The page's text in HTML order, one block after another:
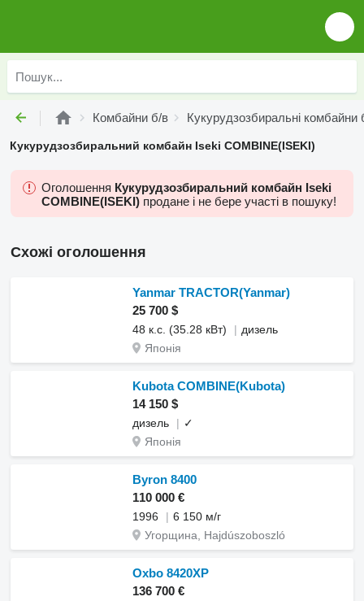
Комбайни б/в Кукурудзозбиральні комбайни
Кукурудзозбиральний комбайн Iseki COMBINE(ISEKI)
Оголошення Кукурудзозбиральний комбайн Iseki
COMBINE(ISEKI) продане і не бере участі в пошуку!
Схожі оголошення
Yanmar TRACTOR(Yanmar)
25 700 $
48 к.с. (35.28 кВт)
дизель
Японія
Kubota COMBINE(Kubota)
14 150 $
дизель
✓
Японія
Byron 8400
110 000 €
1996
6 150 м/г
Угорщина, Hajdúszoboszló
Oxbo 8420XP
136 700 €